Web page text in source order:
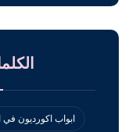
ابواب اكورديون في